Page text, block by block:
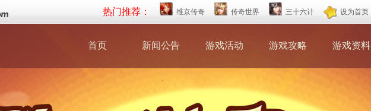
热门推荐： 维京传奇 传奇世界 三十六计 设为首页
首页 新闻公告 游戏活动 游戏攻略 游戏资料